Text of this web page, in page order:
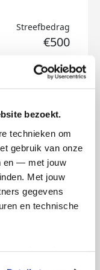
bezoekt.
technieken om
gebruik van onze
en — met jouw
Met jouw
gegevens
en technische
Streefbedrag
€500